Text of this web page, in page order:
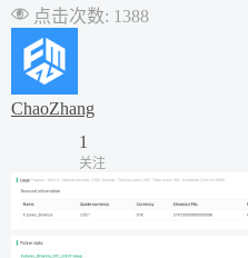
点击次数: 1388
ChaoZhang
1
关注